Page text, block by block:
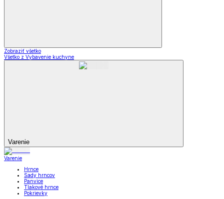
Zobraziť všetko
Všetko z Vybavenie kuchyne
Varenie
Varenie
Hrnce
Sady hrncov
Panvice
Tlakové hrnce
Pokrievky